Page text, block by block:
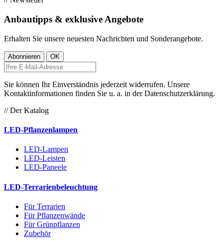
Anbautipps & exklusive Angebote
Erhalten Sie unsere neuesten Nachrichten und Sonderangebote.
Sie können Ihr Einverständnis jederzeit widerrufen. Unsere
Kontaktinformationen finden Sie u. a. in der Datenschutzerklärung.
// Der Katalog
LED-Pflanzenlampen
LED-Lampen
LED-Leisten
LED-Paneele
LED-Terrarienbeleuchtung
Für Terrarien
Für Pflanzenwände
Für Grünpflanzen
Zubehör